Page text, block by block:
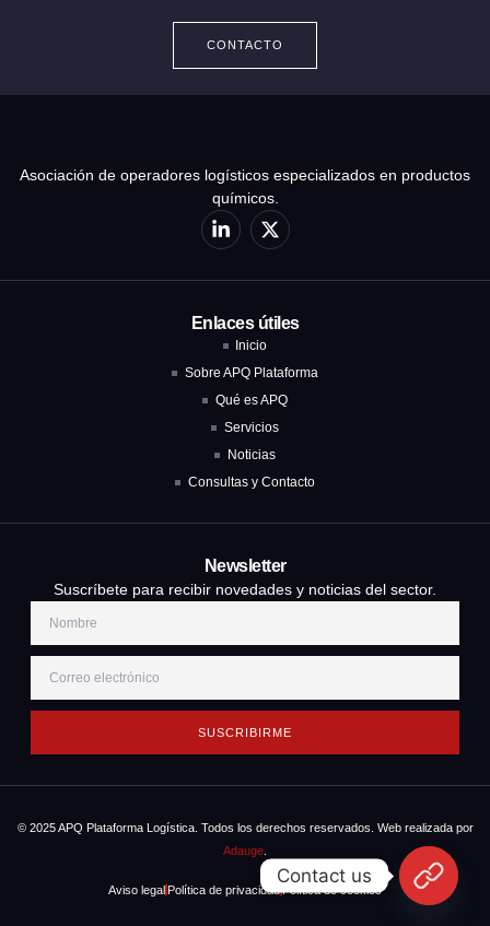
CONTACTO
Asociación de operadores logísticos especializados en productos
químicos.
Enlaces útiles
Inicio
Sobre APQ Plataforma
Qué es APQ
Servicios
Noticias
Consultas y Contacto
Newsletter
Suscríbete para recibir novedades y noticias del sector.
SUSCRIBIRME
© 2025 APQ Plataforma Logística. Todos los derechos reservados. Web realizada por
Adauge
Aviso legal Política de privacidadPolítica de cookies
Contact us